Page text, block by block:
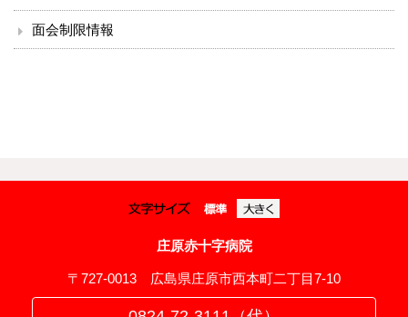
面会制限情報
庄原赤十字病院
〒727-0013 広島県庄原市西本町二丁目7-10